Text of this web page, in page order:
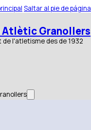
Saltar al pie de página
Atlètic Granollers
de l'atletisme des de 1932